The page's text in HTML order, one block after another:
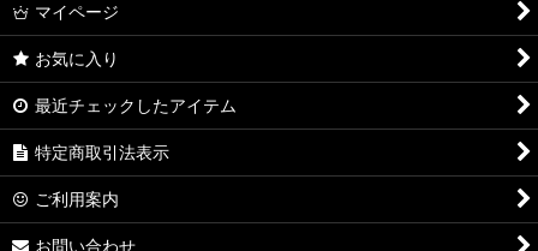
マイページ
お気に入り
最近チェックしたアイテム
特定商取引法表示
ご利用案内
お問い合わせ